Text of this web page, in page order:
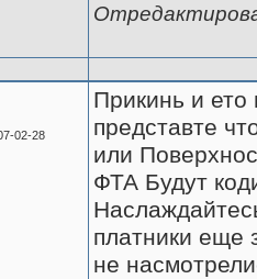
02-28
Прикинь и
представте
или
ФТА Будут
платники еще
не